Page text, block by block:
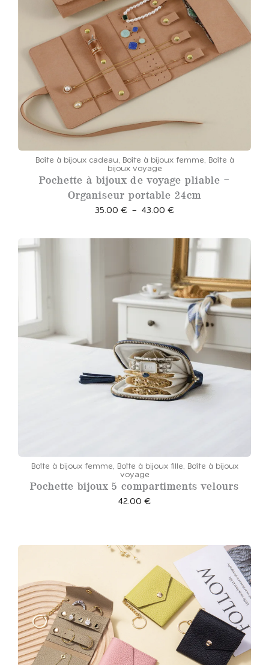
Boîte à bijoux cadeau, Boîte à bijoux femme, Boîte à
bijoux voyage
Pochette à bijoux de voyage pliable –
Organiseur portable 24cm
35.00 € – 43.00 €P
a
e
d
e
i
x
:
0
0
0
€
Boîte à bijoux femme, Boîte à bijoux fille, Boîte à bijoux
voyage
Pochette bijoux 5 compartiments velours
42.00 €